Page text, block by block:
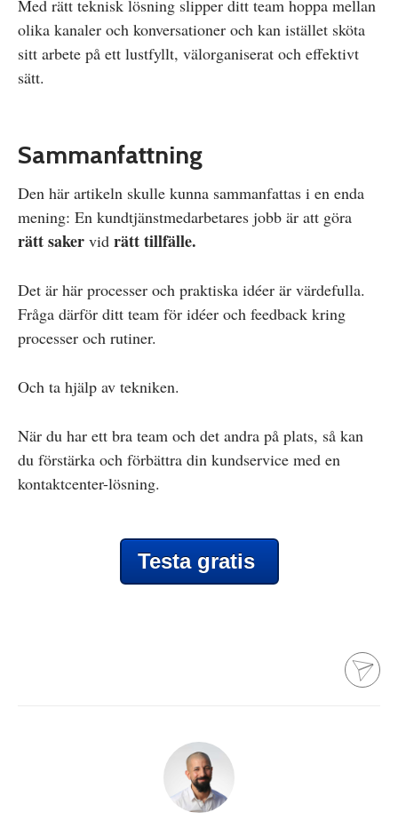
Med rätt teknisk lösning slipper ditt team hoppa mellan
olika kanaler och konversationer och kan istället sköta
sitt arbete på ett lustfyllt, välorganiserat och effektivt
sätt.
Sammanfattning
Den här artikeln skulle kunna sammanfattas i en enda
mening: En kundtjänstmedarbetares jobb är att göra
rätt saker vid rätt tillfälle.
Det är här processer och praktiska idéer är värdefulla.
Fråga därför ditt team för idéer och feedback kring
processer och rutiner.
Och ta hjälp av tekniken.
När du har ett bra team och det andra på plats, så kan
du förstärka och förbättra din kundservice med en
kontaktcenter-lösning.
Testa gratis